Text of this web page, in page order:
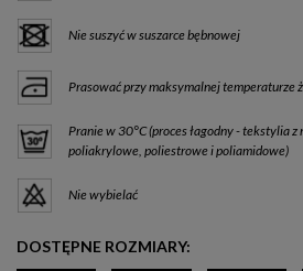
Nie suszyć w suszarce bębnowej
Prasować przy maksymalnej temperaturze
Pranie w 30°C (proces łagodny - tekstylia
poliakrylowe, poliestrowe i poliamidowe)
Nie wybielać
DOSTĘPNE ROZMIARY: